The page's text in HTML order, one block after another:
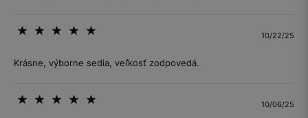
10/22/25
Krásne, výborne sedia, veľkosť zodpovedá.
10/06/25